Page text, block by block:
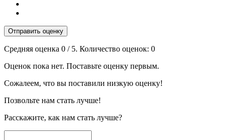
Отправить оценку
Средняя оценка 0 / 5. Количество оценок: 0
Оценок пока нет. Поставьте оценку первым.
Сожалеем, что вы поставили низкую оценку!
Позвольте нам стать лучше!
Расскажите, как нам стать лучше?